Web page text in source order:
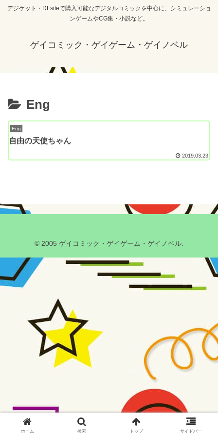
デジケット・DLsiteで購入可能なデジタルコミックを中心に、シミュレーショ
ンゲームやCG集・小説など。
ゲイコミック・ゲイゲーム・ゲイノベル
Eng
Eng
自由の天使ちゃん
2019.03.23
© 2005 ゲイコミック・ゲイゲーム・ゲイノベル.
ホーム 検索 トップ サイドバー